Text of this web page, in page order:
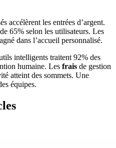
accélèrent les entrées d’argent.
65% selon les utilisateurs. Les
dans l’accueil personnalisé.
intelligents traitent 92% des
humaine. Les frais de gestion
atteint des sommets. Une
équipes.